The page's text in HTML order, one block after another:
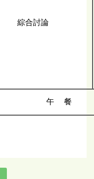
綜合討論
午 餐